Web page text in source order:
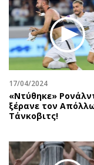
Δημοσκοπήσεις
Διπλωματία
Αθλητισμός
Κύπρος
Διεθνή
Κληρώσεις Allwyn
Οικονομία
Real Estate
17/04/2024
«Ντύθηκε»
ξέρανε τον
Τάνκοβιτς!